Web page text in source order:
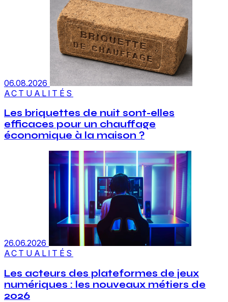
06.08.2026
ACTUALITÉS
Les briquettes de nuit sont-elles
efficaces pour un chauffage
économique à la maison ?
26.06.2026
ACTUALITÉS
Les acteurs des plateformes de jeux
numériques : les nouveaux métiers de
2026